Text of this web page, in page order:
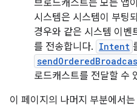
브로드캐스트는 모든 앱
시스템은 시스템이 부팅
경우와 같은 시스템 이벤
를 전송합니다. Intent
로드캐스트를 전달할 수
이 페이지의 나머지 부분에서